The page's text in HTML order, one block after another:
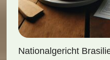
Nationalgericht